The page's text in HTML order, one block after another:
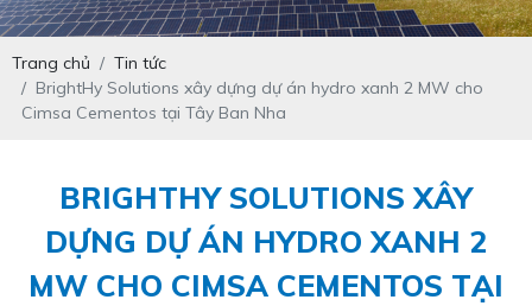
Trang chủ
Tin tức
BrightHy Solutions xây dựng dự án hydro xanh 2 MW cho
Cimsa Cementos tại Tây Ban Nha
BRIGHTHY SOLUTIONS XÂY
DỰNG DỰ ÁN HYDRO XANH 2
MW CHO CIMSA CEMENTOS TẠI